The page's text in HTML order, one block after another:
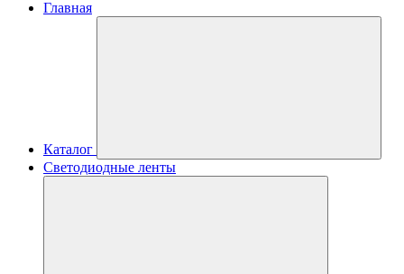
Главная
Каталог
Светодиодные ленты